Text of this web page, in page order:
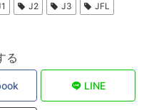
J2 J3
JFL
る
LINE